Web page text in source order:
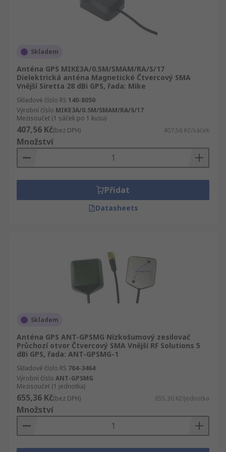
Skladem
Anténa GPS MIKE3A/0.5M/SMAM/RA/S/17
Dielektrická anténa Magnetické Čtvercový SMA
Vnější Siretta 28 dBi GPS, řada: Mike
Skladové číslo RS 140-8050
Výrobní číslo MIKE3A/0.5M/SMAM/RA/S/17
Mezisoučet (1 sáček po 1 kusu)
407,56 Kč(bez DPH) 407,56 Kč/sáček
Množství
Přidat
Datasheets
Skladem
Anténa GPS ANT-GPSMG Nízkošumový zesilovač
Průchozí otvor Čtvercový SMA Vnější RF Solutions 5
dBi GPS, řada: ANT-GPSMG-1
Skladové číslo RS 704-3464
Výrobní číslo ANT-GPSMG
Mezisoučet (1 jednotka)
655,36 Kč(bez DPH) 655,36 Kč/jednotka
Množství